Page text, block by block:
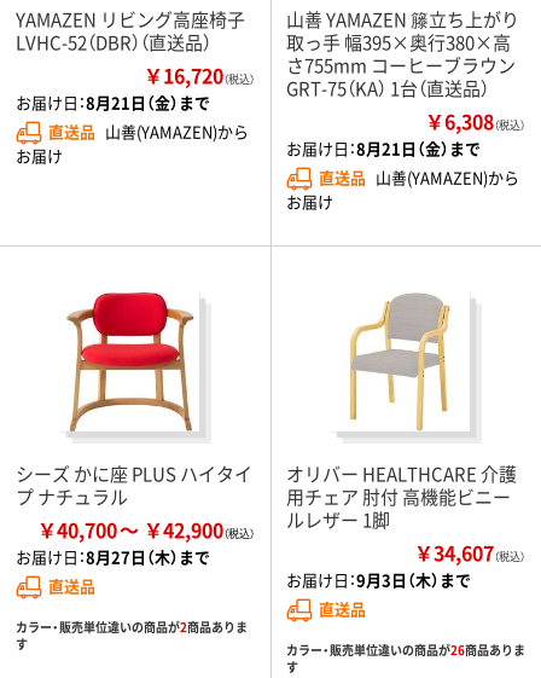
YAMAZEN リビング高座椅子
LVHC-52（DBR）（直送品）
￥16,720（税込）
お届け日：8月21日（金）まで
直送品 山善(YAMAZEN)から
お届け
山善 YAMAZEN 籐立ち上がり
取っ手 幅395×奥行380×高
さ755mm コーヒーブラウン
GRT-75（KA） 1台（直送品）
￥6,308（税込）
お届け日：8月21日（金）まで
直送品 山善(YAMAZEN)から
お届け
シーズ かに座 PLUS ハイタイ
プ ナチュラル
￥40,700 ￥42,900
お届け日：8月27日（木）まで
直送品
カラー・販売単位違いの商品が2商品ありま
す
オリバー HEALTHCARE 介護
用チェア 肘付 高機能ビニー
ルレザー 1脚
￥34,607（税込）
お届け日：9月3日（木）まで
直送品
カラー・販売単位違いの商品が26商品ありま
す